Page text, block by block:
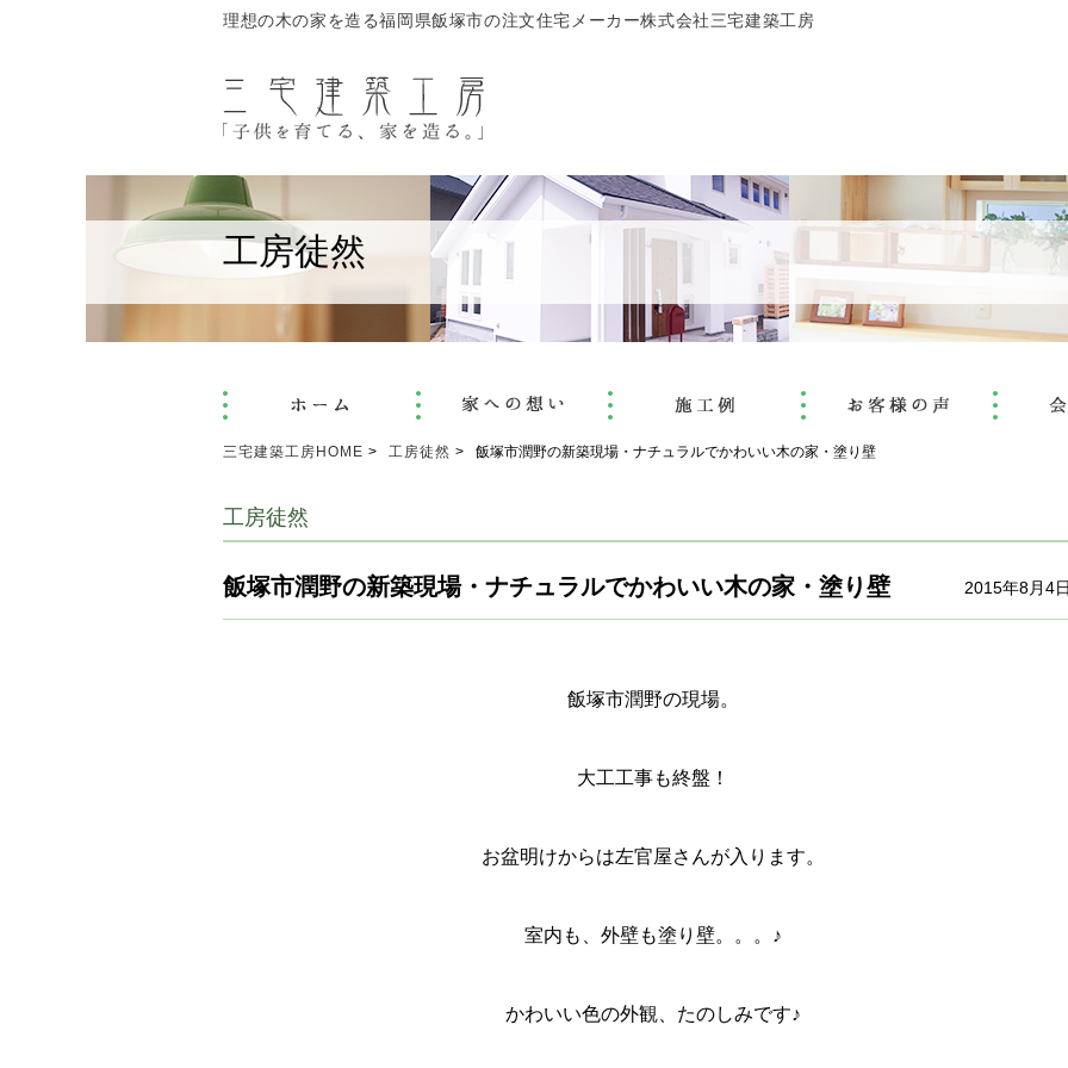
理想の木の家を造る福岡県飯塚市の注文住宅メーカー株式会社三宅建築工房
工房徒然
三宅建築工房HOME 工房徒然 飯塚市潤野の新築現場・ナチュラルでかわいい木の家・塗り壁
工房徒然
飯塚市潤野の新築現場・ナチュラルでかわいい木の家・塗り壁 2015年8月4
飯塚市潤野の現場。
大工工事も終盤！
お盆明けからは左官屋さんが入ります。
室内も、外壁も塗り壁。。。♪
かわいい色の外観、たのしみです♪